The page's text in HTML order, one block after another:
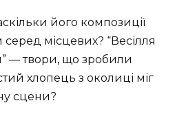
його композиції
місцевих? “Весілля
— твори, що зробили
хлопець з околиці міг
сцени?